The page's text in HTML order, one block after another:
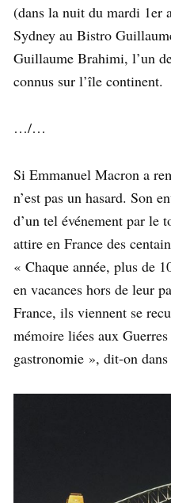
(dans la nuit du mardi 1er
Sydney au Bistro
Guillaume Brahimi, l’un
connus sur l’île continent.
…/…
Si Emmanuel Macron a
n’est pas un hasard. Son
d’un tel événement par le
attire en France des
« Chaque année, plus de
en vacances hors de leur
France, ils viennent se
mémoire liées aux
gastronomie », dit-on